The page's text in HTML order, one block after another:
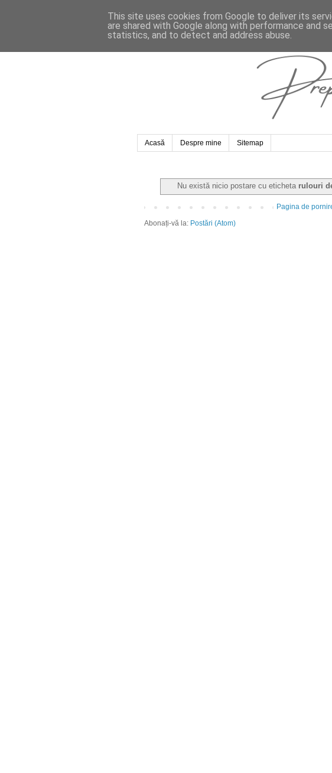
Acasă Despre mine Sitemap
Nu există nicio postare cu eticheta rulouri
Pagina de
Abonați-vă la: Postări (Atom)
This site uses cookies from Google to deliver its
are shared with Google along with performance and
statistics, and to detect and address abuse.